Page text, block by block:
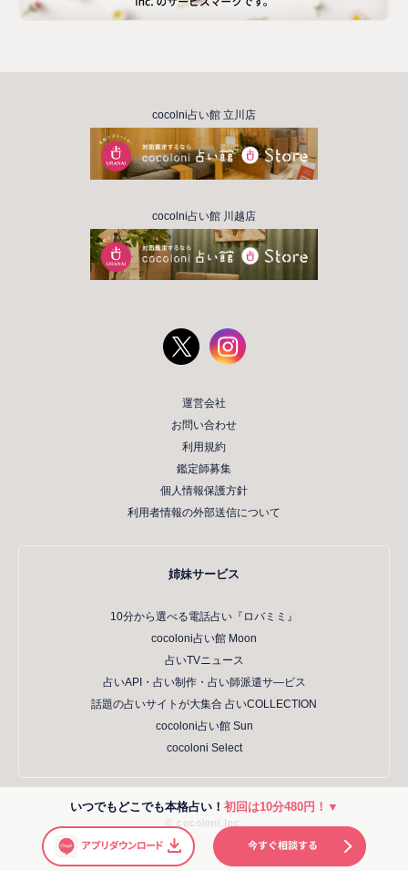
いつでもどこでも本格占い！ 初回は10分480円！▼
cocolni占い館 立川店
cocolni占い館 川越店
運営会社
お問い合わせ
利用規約
鑑定師募集
個人情報保護方針
利用者情報の外部送信について
姉妹サービス
10分から選べる電話占い『ロバミミ』
cocoloni占い館 Moon
占いTVニュース
占いAPI・占い制作・占い師派遣サ―ビス
話題の占いサイトが大集合 占いCOLLECTION
cocoloni占い館 Sun
cocoloni Select
© cocoloni,Inc.